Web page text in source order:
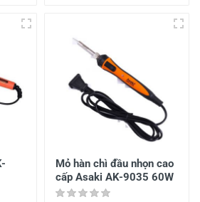
Mỏ hàn chì đầu nhọn cao
cấp Asaki AK-9035 60W